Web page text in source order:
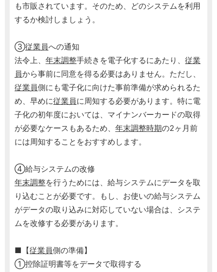
も市販されています。そのため、どのシステムを利用
するか検討しましょう。
③従業員への通知
法令上、 年末調整手続きを電子化するにあたり、 従業
員から事前に同意を得る必要はありません。ただし、
従業員側にも電子化に向けた事前準備が求められるた
め、早めに従業員に周知する必要があります。特に電
子化の初年度においては、マイナンバーカードの取得
が必要なケースもあるため、 年末調整時期の2ヶ月前
には周知することをおすすめします。
④給与システムの改修
年末調整を行うためには、給与システムにデータを取
り込むことが必要です。もし、お使いの給与システム
がデータの取り込みに対応していない場合は、システ
ムを改修する必要があります。
■【従業員側の準備】
①控除証明書等をデータで取得する